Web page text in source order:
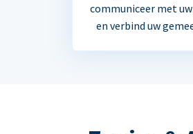
communiceer met
en verbind uw